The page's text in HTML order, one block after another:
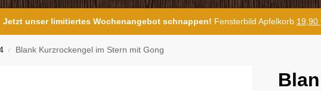
Jetzt unser limitiertes Wochenangebot schnappen! Fensterbild Apfelkorb 19,90
/ Blank Kurzrockengel im Stern mit Gong